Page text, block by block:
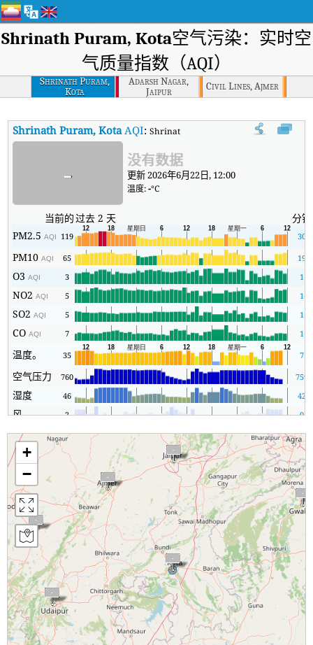
Shrinath Puram, Kota空气污染：实时空
气质量指数（AQI）
Shrinath Puram,
Kota
Adarsh Nagar,
Jaipur
Civil Lines, Ajmer
Shrinath Puram, KotaAQI:Shrinath Puram, Kota实时空气质量指数
- 没有数据
更新 2026年6月22日, 12:00
温度:-°C
当前的过去 2 天
分钟
PM2.5AQI 119 30
PM10AQI 65 19
O3AQI 3 1
NO2AQI 5 1
SO2AQI 5 1
COAQI 7 1
温度。 35 7
空气压力 760 759
湿度 46 42
风 2 0
+
−